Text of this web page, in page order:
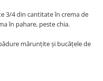
3/4 din cantitate în crema de
în pahare, peste chia.
mărunțite și bucățele de